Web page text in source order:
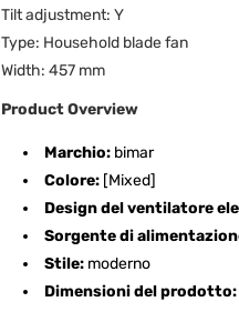
Tilt adjustment: Y
Type: Household blade fan
Width: 457 mm
Product Overview
Marchio: bimar
Colore: [Mixed]
Design del ventilatore
Sorgente di
Stile: moderno
Dimensioni del prodotto: